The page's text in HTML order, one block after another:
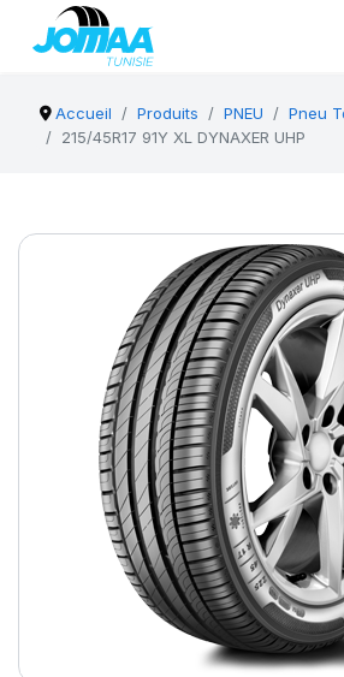
Accueil Produits PNEU
Pneu
215/45R17 91Y XL DYNAXER UHP